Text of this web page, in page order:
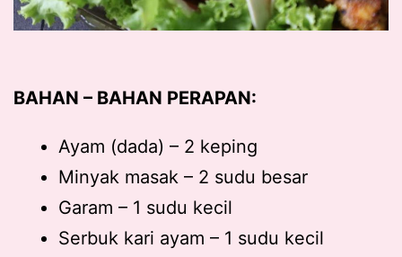
BAHAN – BAHAN PERAPAN:
Ayam (dada) – 2 keping
Minyak masak – 2 sudu besar
Garam – 1 sudu kecil
Serbuk kari ayam – 1 sudu kecil